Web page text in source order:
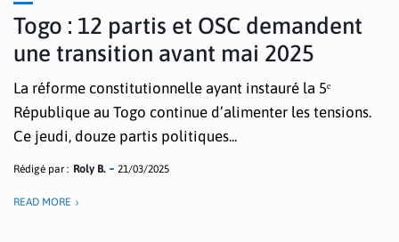
Togo : 12 partis et OSC demandent
une transition avant mai 2025
La réforme constitutionnelle ayant instauré la 5ᵉ
République au Togo continue d’alimenter les tensions.
Ce jeudi, douze partis politiques...
Rédigé par : Roly B. 21/03/2025
READ MORE